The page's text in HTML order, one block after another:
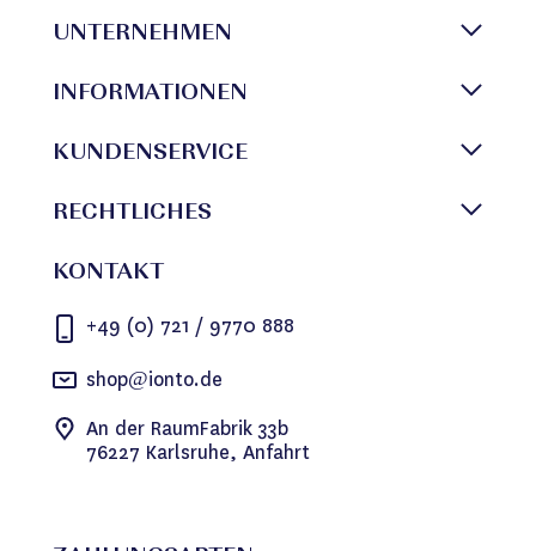
UNTERNEHMEN
INFORMATIONEN
KUNDENSERVICE
RECHTLICHES
KONTAKT
+49 (0) 721 / 9770 888
shop@ionto.de
An der RaumFabrik 33b
76227 Karlsruhe, Anfahrt